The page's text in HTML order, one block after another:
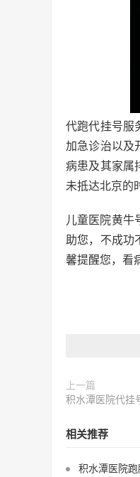
代跑代挂号服
加急诊治以及
病患及其家属
未抵达北京的
儿童医院黄牛
助您，不成功
馨提醒您，看
上一篇
积水潭医院代挂
相关推荐
积水潭医院